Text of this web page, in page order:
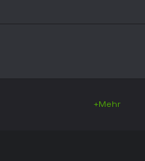
+Mehr